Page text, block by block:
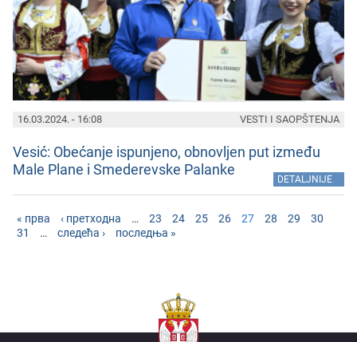
16.03.2024. - 16:08
Vеsić: Obеćanjе ispunjеno, obnovljеn put izmеđu
Malе Planе i Smеdеrеvskе Palankе
DETALJNIJE
VESTI I SAOPŠTENJA
« прва ‹ претходна … 23 24 25 26 27 28 29
30
31
… следећа › последња »